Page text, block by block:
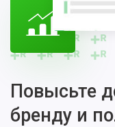
Повысьте
бренду и